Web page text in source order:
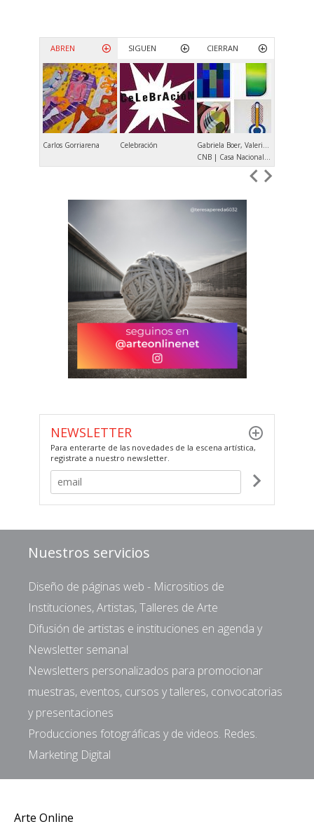
ABREN SIGUEN CIERRAN
Carlos Gorriarena Celebración
Gabriela Boer, Valeria Calvo, Verónica Di Toro, María Elisa Luna
CNB | Casa Nacional del Bicentenario
NEWSLETTER
Para enterarte de las novedades de la escena artística,
registrate a nuestro newsletter.
Nuestros servicios
Diseño de páginas web - Micrositios de
Instituciones, Artistas, Talleres de Arte
Difusión de artistas e instituciones en agenda y
Newsletter semanal
Newsletters personalizados para promocionar
muestras, eventos, cursos y talleres, convocatorias
y presentaciones
Producciones fotográficas y de videos. Redes.
Marketing Digital
Arte Online